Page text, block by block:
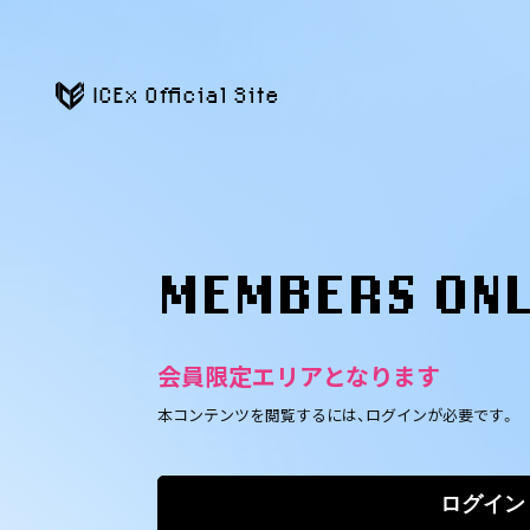
ICEx Official Site
MEMBERS
会員限定エリアとなります
本コンテンツを閲覧するには、ログインが必要です。
ログイン